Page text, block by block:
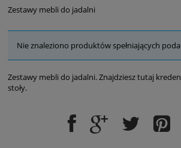
Zestawy mebli do jadalni
Nie znaleziono produktów spełniających
Zestawy mebli do jadalni. Znajdziesz tutaj
stoły.